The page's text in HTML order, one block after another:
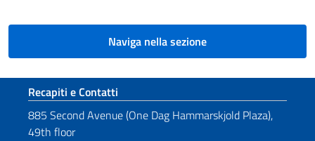
Naviga nella sezione
Sezione footer
Recapiti e Contatti
885 Second Avenue (One Dag Hammarskjold Plaza),
49th floor